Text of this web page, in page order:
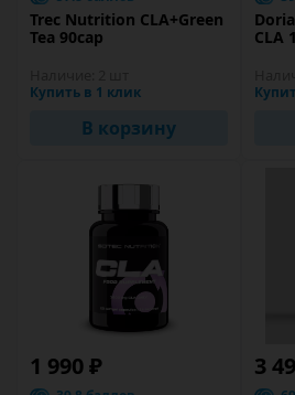
Trec Nutrition CLA+Green
Tea 90cap
Купить в 1 клик
В корзину
CLA
1 990 ₽ 3